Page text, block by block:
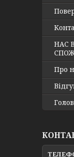
НАС
Про